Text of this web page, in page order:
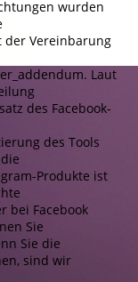
wurden
der Vereinbarung
Laut
des Facebook-
des Tools
Produkte ist
bei Facebook
Sie
Sie die
sind wir